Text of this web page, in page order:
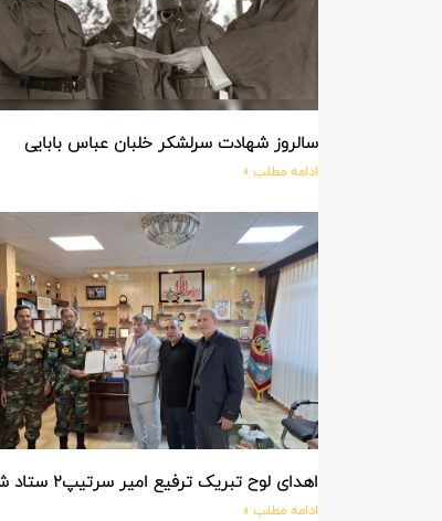
سالروز شهادت سرلشکر خلبان عباس بابایی
ادامه مطلب »
اهدای لوح تبریک ترفیع امیر سرتیپ۲ ستاد شهریار پورفضلی فرمانده تیپ ۳۶۴ شهید نصیرزاده نزاجا مستقر در مهاباد
ادامه مطلب »